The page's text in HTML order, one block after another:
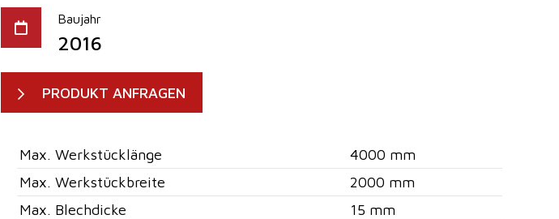
Baujahr
2016
PRODUKT ANFRAGEN
Max. Werkstücklänge
4000 mm
Max. Werkstückbreite
2000 mm
Max. Blechdicke
15 mm